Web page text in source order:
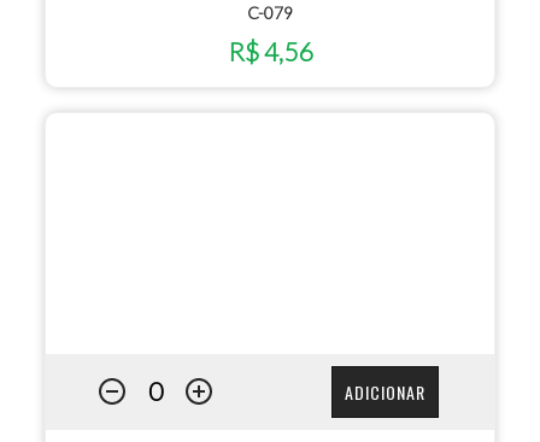
C-079
R$ 4,56
ADICIONAR